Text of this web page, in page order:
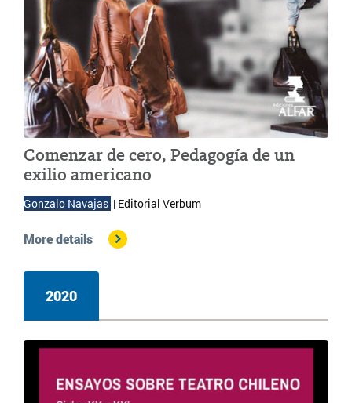
Comenzar de cero, Pedagogía de un
exilio americano
Gonzalo Navajas | Editorial Verbum
More details
2020